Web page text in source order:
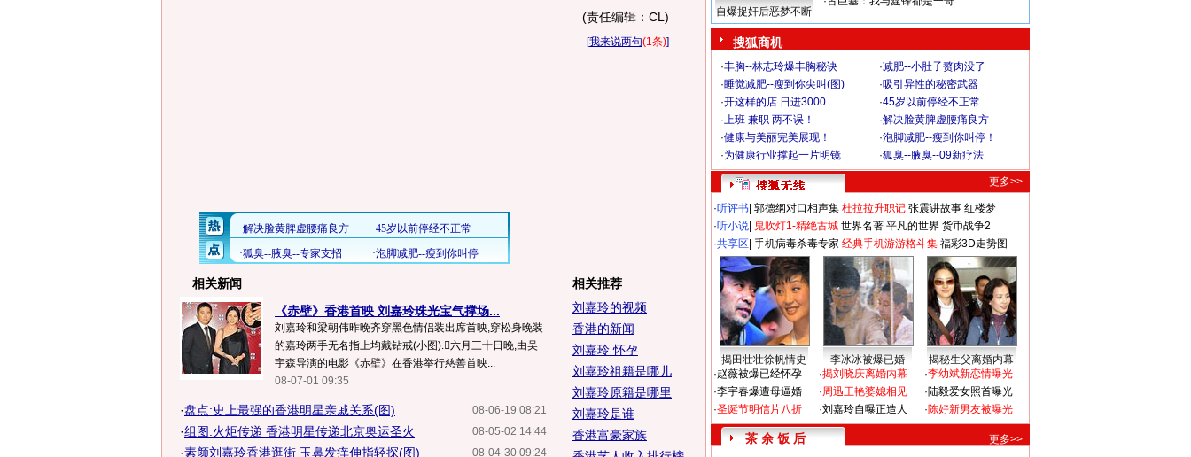
(责任编辑：CL)
[我来说两句(1条)]
相关新闻
《赤壁》香港首映 刘嘉玲珠光宝气撑场...
刘嘉玲和梁朝伟昨晚齐穿黑色情侣装出席首映,穿松身晚装
的嘉玲两手无名指上均戴钻戒(小图).六月三十日晚,由吴
宇森导演的电影《赤壁》在香港举行慈善首映...
08-07-01 09:35
08-06-19 08:21
·盘点:史上最强的香港明星亲戚关系(图)
08-05-02 14:44
·组图:火炬传递 香港明星传递北京奥运圣火
08-04-30 09:24
·素颜刘嘉玲香港逛街 玉鼻发痒伸指轻探(图)
相关推荐
刘嘉玲的视频
香港的新闻
刘嘉玲 怀孕
刘嘉玲祖籍是哪儿
刘嘉玲原籍是哪里
刘嘉玲是谁
香港富豪家族
自爆捉奸后恶梦不断
搜狐商机
·丰胸--林志玲爆丰胸秘诀 ·减肥--小肚子赘肉没了
·睡觉减肥--瘦到你尖叫(图) ·吸引异性的秘密武器
·开这样的店 日进3000 ·45岁以前停经不正常
·上班 兼职 两不误！ ·解决脸黄脾虚腰痛良方
·健康与美丽完美展现！ ·泡脚减肥--瘦到你叫停！
·为健康行业撑起一片明镜 ·狐臭--腋臭--09新疗法
更多>>
·听评书 郭德纲对口相声集 杜拉拉升职记 张震讲故事 红楼梦
·听小说 鬼吹灯1-精绝古城 世界名著 平凡的世界 货币战争2
·共享区 手机病毒杀毒专家 经典手机游游格斗集 福彩3D走势图
揭田壮壮徐帆情史 李冰冰被爆已婚
揭秘生父离婚内幕
·赵薇被爆已经怀孕
·李宇春爆遭母逼婚
·圣诞节明信片八折
·揭刘晓庆离婚内幕
·周迅王艳婆媳相见
·刘嘉玲自曝正造人
·李幼斌新恋情曝光
·陆毅爱女照首曝光
·陈好新男友被曝光
茶 余 饭 后
更多>>